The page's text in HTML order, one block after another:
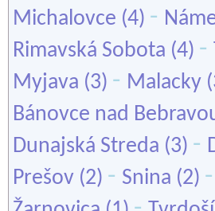
Michalovce (4) -
Rimavská Sobota (4) -
Myjava (3) - Malacky
Bánovce nad
Dunajská Streda (3) -
Prešov (2) - Snina (2) -